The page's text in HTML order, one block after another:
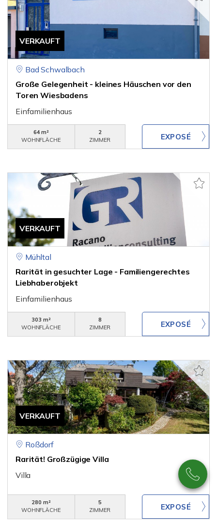
VERKAUFT
Bad Schwalbach
Große Gelegenheit - kleines Häuschen vor den
Toren Wiesbadens
Einfamilienhaus
64 m²
WOHNFLÄCHE
2
ZIMMER
VERKAUFT
Mühltal
Rarität in gesuchter Lage - Familiengerechtes
Liebhaberobjekt
Einfamilienhaus
303 m²
WOHNFLÄCHE
8
ZIMMER
VERKAUFT
Roßdorf
Rarität! Großzügige Villa
Villa
280 m²
WOHNFLÄCHE
5
ZIMMER